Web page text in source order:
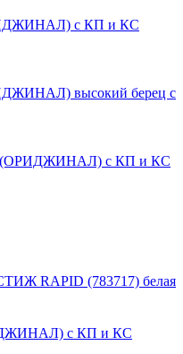
с КП и КС
высокий берец с
(ОРИДЖИНАЛ) с КП и КС
RAPID (783717) белая
с КП и КС